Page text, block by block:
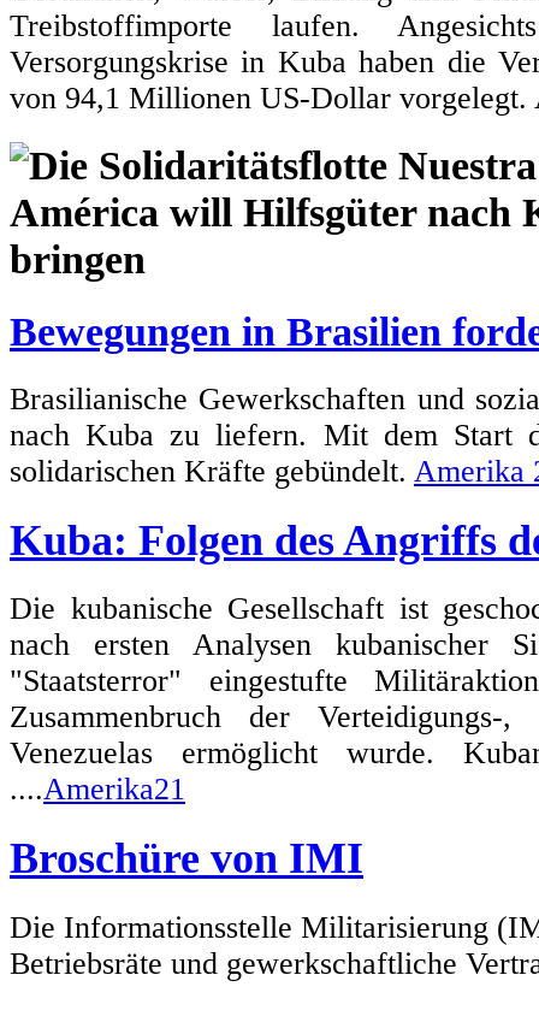
Treibstoffimporte laufen.
Versorgungskrise in Kuba haben die
von 94,1 Millionen US-Dollar vorgelegt.
Bewegungen in Brasilien
Brasilianische Gewerkschaften und
nach Kuba zu liefern. Mit dem Start
solidarischen Kräfte gebündelt. Amerika
Kuba: Folgen des Angriffs
Die kubanische Gesellschaft ist
nach ersten Analysen kubanischer
"Staatsterror" eingestufte
Zusammenbruch der Verteidigungs-,
Venezuelas ermöglicht wurde.
....Amerika21
Broschüre von IMI
Die Informationsstelle Militarisierung
Betriebsräte und gewerkschaftliche